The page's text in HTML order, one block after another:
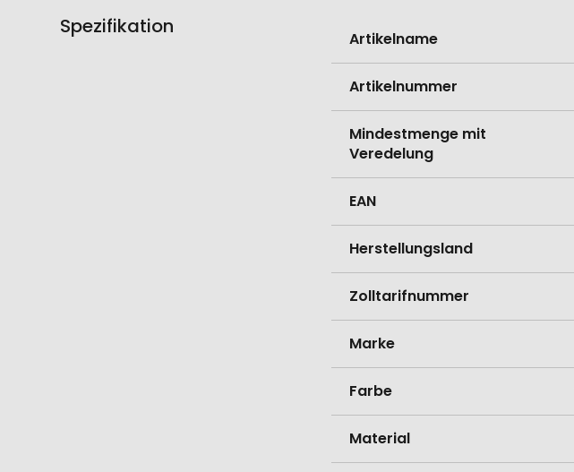
Spezifikation
Informationen
Artikelname
Artikelnummer
Mindestmenge mit
Veredelung
EAN
Herstellungsland
Zolltarifnummer
Marke
Farbe
Material